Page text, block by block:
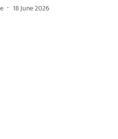
18 June 2026